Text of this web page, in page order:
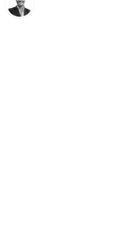
El escultor José